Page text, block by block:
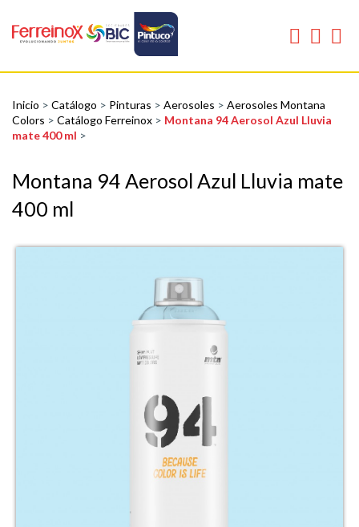
Inicio > Catálogo > Pinturas > Aerosoles > Aerosoles Montana
Colors > Catálogo Ferreinox > Montana 94 Aerosol Azul Lluvia
mate 400 ml >
Montana 94 Aerosol Azul Lluvia mate
400 ml